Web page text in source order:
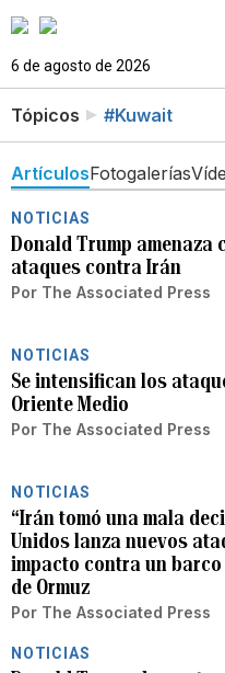
6 de agosto de 2026
Tópicos #Kuwait
ArtículosFotogalerías
NOTICIAS
Donald Trump amenaza
ataques contra Irán
Por The Associated Press
NOTICIAS
Se intensifican los
Oriente Medio
Por The Associated Press
NOTICIAS
“Irán tomó una mala
Unidos lanza nuevos
impacto contra un barco
de Ormuz
Por The Associated Press
NOTICIAS